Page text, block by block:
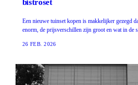
bistroset
Een nieuwe tuinset kopen is makkelijker gezegd
enorm, de prijsverschillen zijn groot en wat in de
26 FEB. 2026